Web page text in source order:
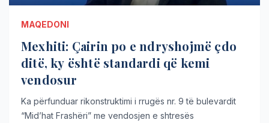
MAQEDONI
Mexhiti: Çairin po e ndryshojmë çdo
ditë, ky është standardi që kemi
vendosur
Ka përfunduar rikonstruktimi i rrugës nr. 9 të bulevardit
“Mid’hat Frashëri” me vendosjen e shtresës